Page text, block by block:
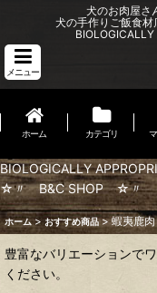
犬のお肉屋さ
犬の手作りご飯食
BIOLOGICALLY
メニュー
ホーム カテゴリ
BIOLOGICALLY
☆〃 B&C SHOP ☆〃
ホーム > おすすめ商品 > 蝦夷鹿肉
豊富なバリエーションで
ください。